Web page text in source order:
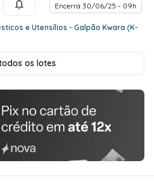
Encerra 30/06/25 - 09h
e Utensílios - Galpão Kwara (K-
os lotes